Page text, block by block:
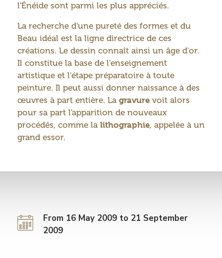
l'Énéide sont parmi les plus appréciés.
La recherche d'une pureté des formes et du
Beau idéal est la ligne directrice de ces
créations. Le dessin connaît ainsi un âge d'or.
Il constitue la base de l'enseignement
artistique et l'étape préparatoire à toute
peinture. Il peut aussi donner naissance à des
œuvres à part entière. La gravure voit alors
pour sa part l'apparition de nouveaux
procédés, comme la lithographie, appelée à un
grand essor.
From 16 May 2009 to 21 September
2009